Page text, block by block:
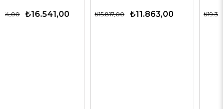
₺11.863,00
₺15.817,00 ₺12.563,00
₺19.327,00